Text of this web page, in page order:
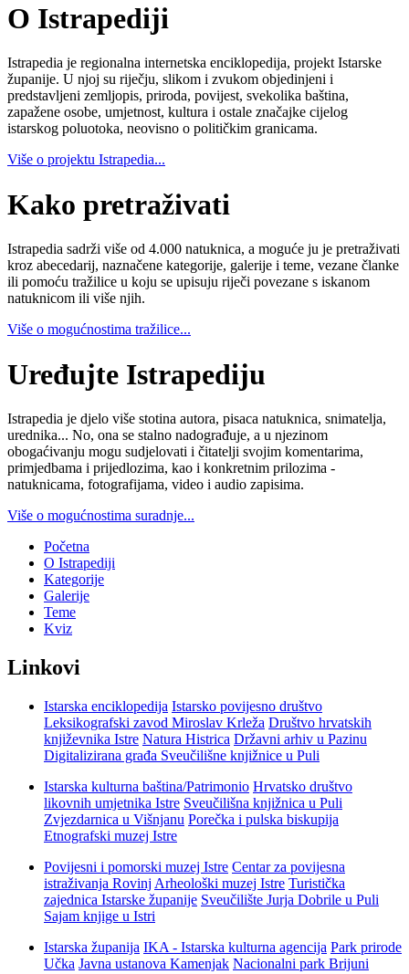
O Istrapediji
Istrapedia je regionalna internetska enciklopedija, projekt Istarske
županije. U njoj su riječju, slikom i zvukom objedinjeni i
predstavljeni zemljopis, priroda, povijest, svekolika baština,
zapažene osobe, umjetnost, kultura i ostale značajke cijelog
istarskog poluotoka, neovisno o političkim granicama.
Više o projektu Istrapedia...
Kako pretraživati
Istrapedia sadrži više od 4.000 natuknica, a moguće ju je pretraživati
kroz abecedarij, naznačene kategorije, galerije i teme, vezane članke
ili pomoću tražilice u koju se upisuju riječi povezane s iskanom
natuknicom ili više njih.
Više o mogućnostima tražilice...
Uređujte Istrapediju
Istrapedia je djelo više stotina autora, pisaca natuknica, snimatelja,
urednika... No, ona se stalno nadograđuje, a u njezinom
obogaćivanju mogu sudjelovati i čitatelji svojim komentarima,
primjedbama i prijedlozima, kao i konkretnim prilozima -
natuknicama, fotografijama, video i audio zapisima.
Više o mogućnostima suradnje...
Početna
O Istrapediji
Kategorije
Galerije
Teme
Kviz
Linkovi
Istarska enciklopedija Istarsko povijesno društvo
Leksikografski zavod Miroslav Krleža Društvo hrvatskih
književnika Istre Natura Histrica Državni arhiv u Pazinu
Digitalizirana građa Sveučilišne knjižnice u Puli
Istarska kulturna baština/Patrimonio Hrvatsko društvo
likovnih umjetnika Istre Sveučilišna knjižnica u Puli
Zvjezdarnica u Višnjanu Porečka i pulska biskupija
Etnografski muzej Istre
Povijesni i pomorski muzej Istre Centar za povijesna
istraživanja Rovinj Arheološki muzej Istre Turistička
zajednica Istarske županije Sveučilište Jurja Dobrile u Puli
Sajam knjige u Istri
Istarska županija IKA - Istarska kulturna agencija Park prirode
Učka Javna ustanova Kamenjak Nacionalni park Brijuni